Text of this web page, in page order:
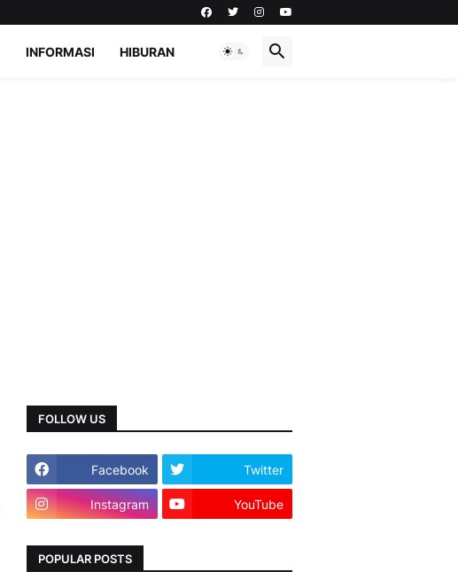
INFORMASI HIBURAN
FOLLOW US
Facebook Twitter
Instagram YouTube
POPULAR POSTS